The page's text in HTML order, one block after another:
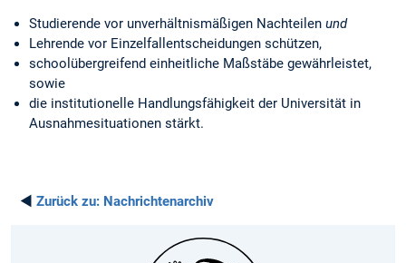
Studierende vor unverhältnismäßigen Nachteilen und
Lehrende vor Einzelfallentscheidungen schützen,
schoolübergreifend einheitliche Maßstäbe gewährleistet,
sowie
die institutionelle Handlungsfähigkeit der Universität in
Ausnahmesituationen stärkt.
◄ Zurück zu: Nachrichtenarchiv